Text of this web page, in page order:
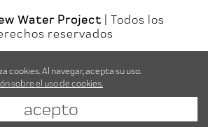
Water Project | Todos los
reservados
bybomsite.com
cookies. Al navegar, acepta su uso.
sobre el uso de cookies.
acepto